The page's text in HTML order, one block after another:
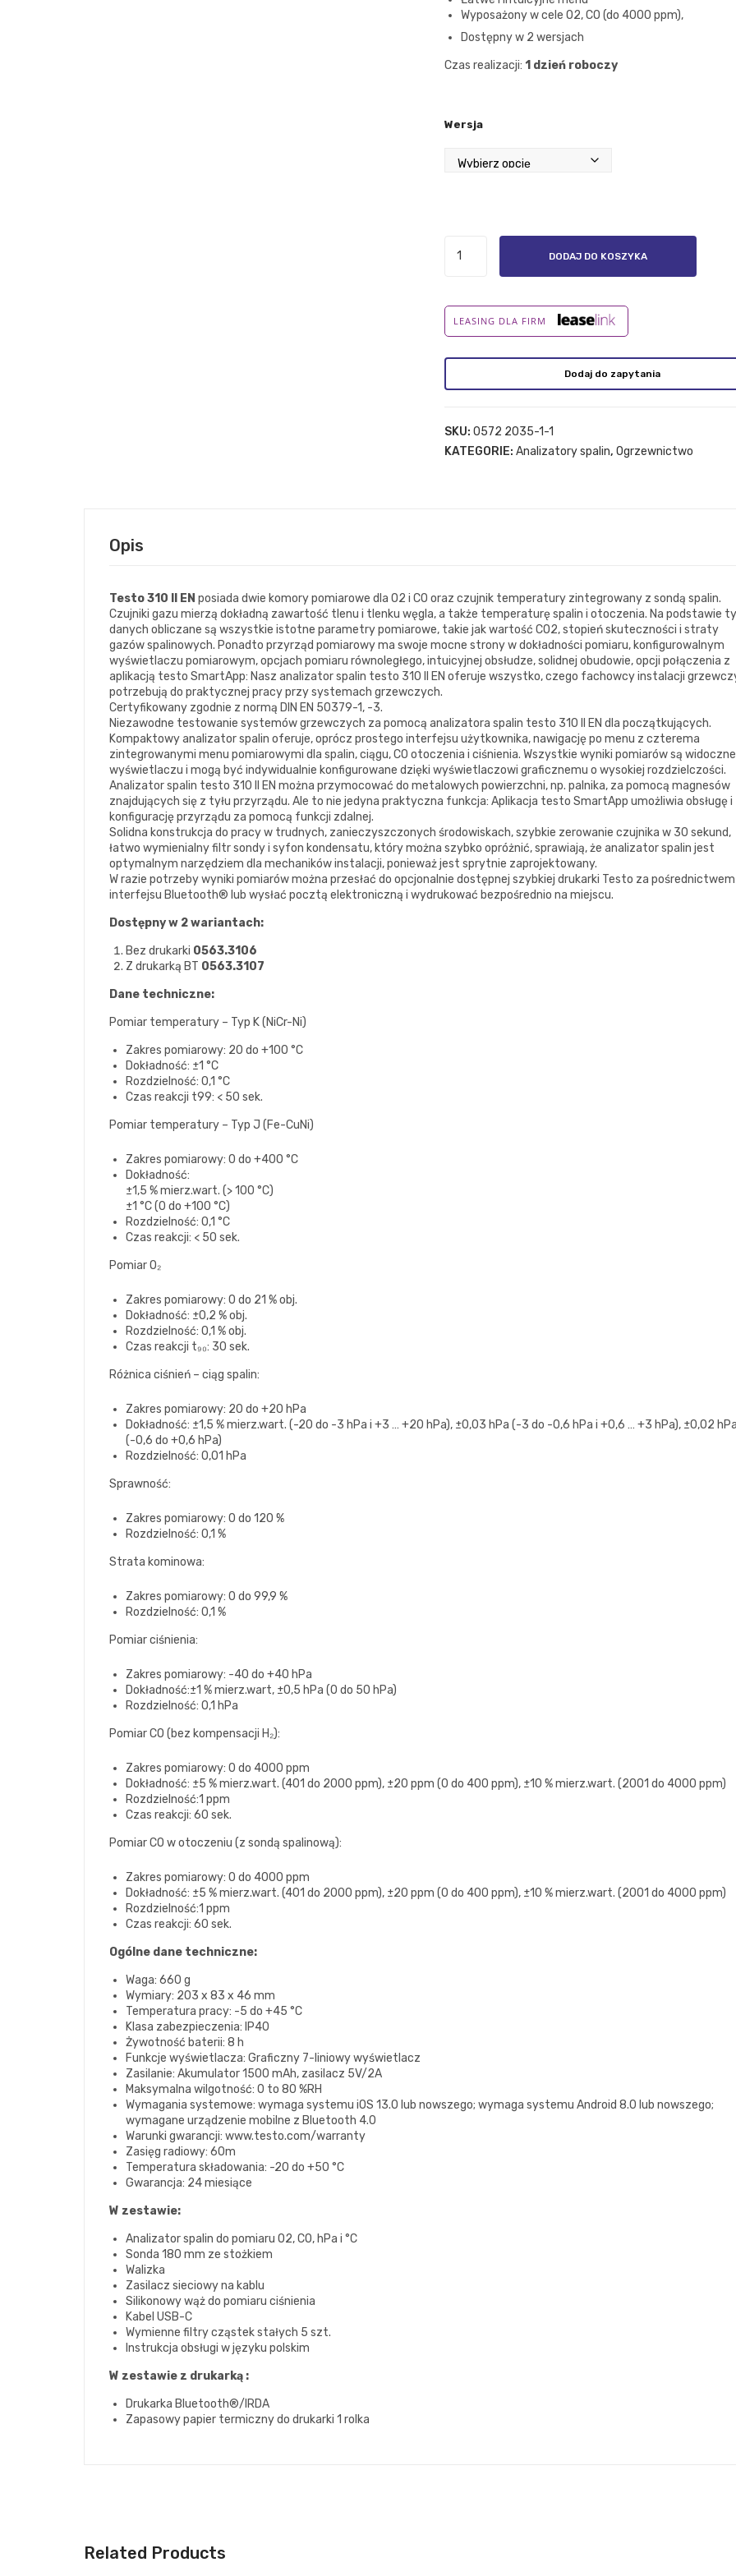
Wyposażony w cele O2, CO (do 4000 ppm),
Dostępny w 2 wersjach
Czas realizacji: 1 dzień roboczy
Wersja
testo
EN
DODAJ DO KOSZYKA
LEASING DLA FIRM
Dodaj do zapytania
SKU: 0572 2035-1-1
KATEGORIE: Analizatory spalin, Ogrzewnictwo
Opis
Testo 310 II EN posiada dwie komory pomiarowe dla O2 i CO oraz czujnik temperatury zintegrowany z sondą spalin.
Czujniki gazu mierzą dokładną zawartość tlenu i tlenku węgla, a także temperaturę spalin i otoczenia. Na podstawie
danych obliczane są wszystkie istotne parametry pomiarowe, takie jak wartość CO2, stopień skuteczności i straty
gazów spalinowych. Ponadto przyrząd pomiarowy ma swoje mocne strony w dokładności pomiaru, konfigurowalnym
wyświetlaczu pomiarowym, opcjach pomiaru równoległego, intuicyjnej obsłudze, solidnej obudowie, opcji połączenia z
aplikacją testo SmartApp: Nasz analizator spalin testo 310 II EN oferuje wszystko, czego fachowcy instalacji
potrzebują do praktycznej pracy przy systemach grzewczych.
Certyfikowany zgodnie z normą DIN EN 50379-1, -3.
Niezawodne testowanie systemów grzewczych za pomocą analizatora spalin testo 310 II EN dla początkujących.
Kompaktowy analizator spalin oferuje, oprócz prostego interfejsu użytkownika, nawigację po menu z czterema
zintegrowanymi menu pomiarowymi dla spalin, ciągu, CO otoczenia i ciśnienia. Wszystkie wyniki pomiarów są
wyświetlaczu i mogą być indywidualnie konfigurowane dzięki wyświetlaczowi graficznemu o wysokiej rozdzielczości.
Analizator spalin testo 310 II EN można przymocować do metalowych powierzchni, np. palnika, za pomocą magnesów
znajdujących się z tyłu przyrządu. Ale to nie jedyna praktyczna funkcja: Aplikacja testo SmartApp umożliwia obsługę i
konfigurację przyrządu za pomocą funkcji zdalnej.
Solidna konstrukcja do pracy w trudnych, zanieczyszczonych środowiskach, szybkie zerowanie czujnika w 30 sekund,
łatwo wymienialny filtr sondy i syfon kondensatu, który można szybko opróżnić, sprawiają, że analizator spalin jest
optymalnym narzędziem dla mechaników instalacji, ponieważ jest sprytnie zaprojektowany.
W razie potrzeby wyniki pomiarów można przesłać do opcjonalnie dostępnej szybkiej drukarki Testo za pośrednictwem
interfejsu Bluetooth® lub wysłać pocztą elektroniczną i wydrukować bezpośrednio na miejscu.
Dostępny w 2 wariantach:
Bez drukarki 0563.3106
Z drukarką BT 0563.3107
Dane techniczne:
Pomiar temperatury – Typ K (NiCr-Ni)
Zakres pomiarowy: 20 do +100 °C
Dokładność: ±1 °C
Rozdzielność: 0,1 °C
Czas reakcji t99: < 50 sek.
Pomiar temperatury – Typ J (Fe-CuNi)
Zakres pomiarowy: 0 do +400 °C
Dokładność:
±1,5 % mierz.wart. (> 100 °C)
±1 °C (0 do +100 °C)
Rozdzielność: 0,1 °C
Czas reakcji: < 50 sek.
Pomiar O₂
Zakres pomiarowy: 0 do 21 % obj.
Dokładność: ±0,2 % obj.
Rozdzielność: 0,1 % obj.
Czas reakcji t₉₀: 30 sek.
Różnica ciśnień – ciąg spalin:
Zakres pomiarowy: 20 do +20 hPa
Dokładność: ±1,5 % mierz.wart. (-20 do -3 hPa i +3 … +20 hPa), ±0,03 hPa (-3 do -0,6 hPa i +0,6 … +3 hPa), ±0,02
(-0,6 do +0,6 hPa)
Rozdzielność: 0,01 hPa
Sprawność:
Zakres pomiarowy: 0 do 120 %
Rozdzielność: 0,1 %
Strata kominowa:
Zakres pomiarowy: 0 do 99,9 %
Rozdzielność: 0,1 %
Pomiar ciśnienia:
Zakres pomiarowy: -40 do +40 hPa
Dokładność:±1 % mierz.wart, ±0,5 hPa (0 do 50 hPa)
Rozdzielność: 0,1 hPa
Pomiar CO (bez kompensacji H₂):
Zakres pomiarowy: 0 do 4000 ppm
Dokładność: ±5 % mierz.wart. (401 do 2000 ppm), ±20 ppm (0 do 400 ppm), ±10 % mierz.wart. (2001 do 4000 ppm)
Rozdzielność:1 ppm
Czas reakcji: 60 sek.
Pomiar CO w otoczeniu (z sondą spalinową):
Zakres pomiarowy: 0 do 4000 ppm
Dokładność: ±5 % mierz.wart. (401 do 2000 ppm), ±20 ppm (0 do 400 ppm), ±10 % mierz.wart. (2001 do 4000 ppm)
Rozdzielność:1 ppm
Czas reakcji: 60 sek.
Ogólne dane techniczne:
Waga: 660 g
Wymiary: 203 x 83 x 46 mm
Temperatura pracy: -5 do +45 °C
Klasa zabezpieczenia: IP40
Żywotność baterii: 8 h
Funkcje wyświetlacza: Graficzny 7-liniowy wyświetlacz
Zasilanie: Akumulator 1500 mAh, zasilacz 5V/2A
Maksymalna wilgotność: 0 to 80 %RH
Wymagania systemowe: wymaga systemu iOS 13.0 lub nowszego; wymaga systemu Android 8.0 lub nowszego;
wymagane urządzenie mobilne z Bluetooth 4.0
Warunki gwarancji: www.testo.com/warranty
Zasięg radiowy: 60m
Temperatura składowania: -20 do +50 °C
Gwarancja: 24 miesiące
W zestawie:
Analizator spalin do pomiaru O2, CO, hPa i °C
Sonda 180 mm ze stożkiem
Walizka
Zasilacz sieciowy na kablu
Silikonowy wąż do pomiaru ciśnienia
Kabel USB-C
Wymienne filtry cząstek stałych 5 szt.
Instrukcja obsługi w języku polskim
W zestawie z drukarką :
Drukarka Bluetooth®/IRDA
Zapasowy papier termiczny do drukarki 1 rolka
Related Products